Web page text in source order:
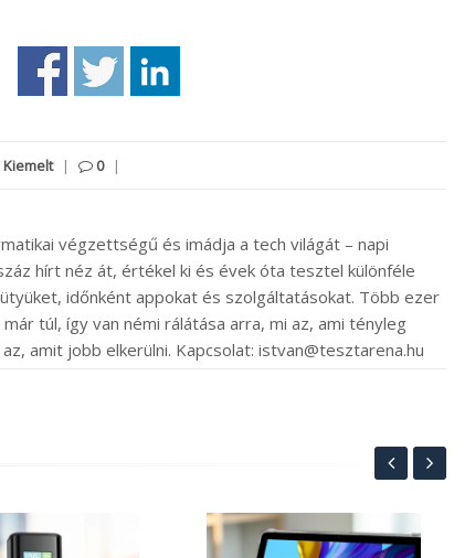
Kiemelt | 0 |
végzettségű és imádja a tech világát – napi
hírt néz át, értékel ki és évek óta tesztel különféle
időnként appokat és szolgáltatásokat. Több ezer
túl, így van némi rálátása arra, mi az, ami tényleg
amit jobb elkerülni. Kapcsolat: istvan@tesztarena.hu